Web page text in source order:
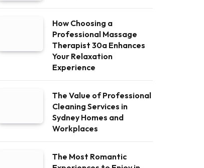
How Choosing a
Professional Massage
Therapist 30a Enhances
Your Relaxation
Experience
The Value of Professional
Cleaning Services in
Sydney Homes and
Workplaces
The Most Romantic